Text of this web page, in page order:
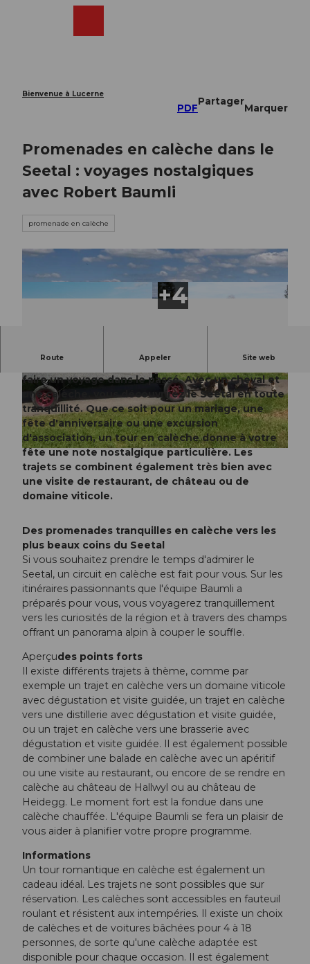
Bienvenue à Lucerne
PDF
Partager
Marquer
Promenades en calèche dans le
Seetal : voyages nostalgiques
avec Robert Baumli
promenade en calèche
© Seetal Tourismus, Seetal Tourismus
© Seetal Tourismus, Seetal Tourismus © Seetal Tourismus, Seetal Tourismus
Route Appeler Site web
Robert Baumli et son équipe vous emmènent
faire un voyage dans le passé. Avec un cheval et
une calèche, vous découvrirez le Seetal en toute
tranquillité. Que ce soit pour un mariage, une
fête d'anniversaire ou une excursion
d'association, un tour en calèche donne à votre
fête une note nostalgique particulière. Les
trajets se combinent également très bien avec
une visite de restaurant, de château ou de
domaine viticole.
Des promenades tranquilles en calèche vers les
plus beaux coins du Seetal
Si vous souhaitez prendre le temps d'admirer le
Seetal, un circuit en calèche est fait pour vous. Sur les
itinéraires passionnants que l'équipe Baumli a
préparés pour vous, vous voyagerez tranquillement
vers les curiosités de la région et à travers des champs
offrant un panorama alpin à couper le souffle.
Aperçudes points forts
Il existe différents trajets à thème, comme par
exemple un trajet en calèche vers un domaine viticole
avec dégustation et visite guidée, un trajet en calèche
vers une distillerie avec dégustation et visite guidée,
ou un trajet en calèche vers une brasserie avec
dégustation et visite guidée. Il est également possible
de combiner une balade en calèche avec un apéritif
ou une visite au restaurant, ou encore de se rendre en
calèche au château de Hallwyl ou au château de
Heidegg. Le moment fort est la fondue dans une
calèche chauffée. L'équipe Baumli se fera un plaisir de
vous aider à planifier votre propre programme.
Informations
Un tour romantique en calèche est également un
cadeau idéal. Les trajets ne sont possibles que sur
réservation. Les calèches sont accessibles en fauteuil
roulant et résistent aux intempéries. Il existe un choix
de calèches et de voitures bâchées pour 4 à 18
personnes, de sorte qu'une calèche adaptée est
disponible pour chaque occasion. Il est également